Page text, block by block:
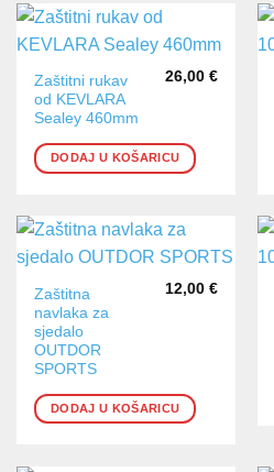
Zaštitni rukav
od KEVLARA
Sealey 460mm
26,00 €
DODAJ U KOŠARICU
Zaštitna
navlaka za
sjedalo
OUTDOR
SPORTS
12,00 €
DODAJ U KOŠARICU